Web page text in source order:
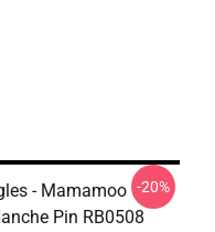
- Mamamoo
Pin RB0508
-20%